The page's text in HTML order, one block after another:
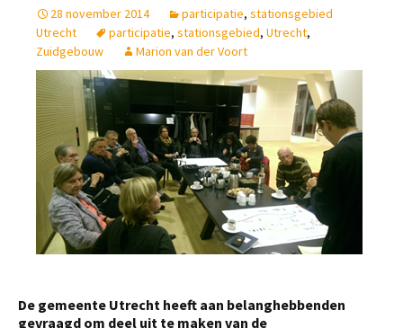
28 november 2014 participatie, stationsgebied
Utrecht
participatie, stationsgebied, Utrecht,
Zuidgebouw
Marion van der Voort
De gemeente Utrecht heeft aan belanghebbenden
gevraagd om deel uit te maken van de